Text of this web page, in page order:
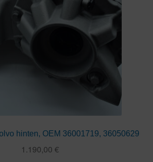
hinten, OEM 36001719, 36050629
1.190,00 €